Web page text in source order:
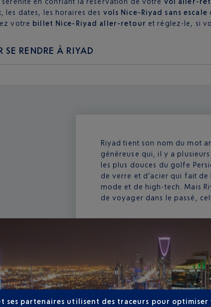
les dates, les horaires des vols Nice-Riyad sans escale
votre billet Nice-Riyad aller-retour et réglez-le, si
SE RENDRE À RIYAD
Riyad tient son nom du mot
généreuse qui, il y a
les plus douces du golfe
de verre et d’acier qui fait
mode et de high-tech. Mais
de voyager dans le passé,
ses partenaires utilisent des traceurs pour